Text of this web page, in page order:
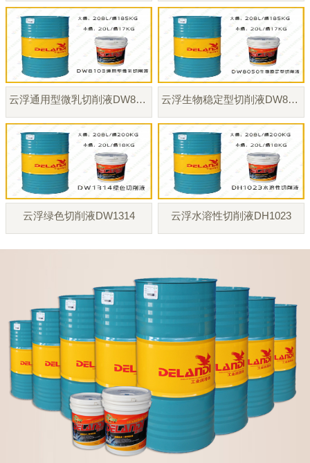
云浮通用型微乳切削液DW8103 云浮生物稳定型切削液DW8050
云浮绿色切削液DW1314 云浮水溶性切削液DH1023